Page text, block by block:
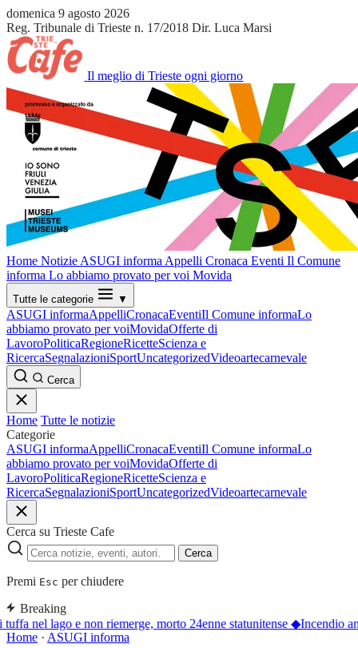
domenica 9 agosto 2026
Reg. Tribunale di Trieste n. 17/2018 Dir. Luca Marsi
Il meglio di Trieste ogni giorno
Home Notizie ASUGI informa Appelli Cronaca Eventi Il Comune
informa Lo abbiamo provato per voi Movida
Tutte le categorie ▼
ASUGI informaAppelliCronacaEventiIl Comune informaLo
abbiamo provato per voiMovidaOfferte di
LavoroPoliticaRegioneRicetteScienza e
RicercaSegnalazioniSportUncategorizedVideoartecarnevale
Cerca
Home Tutte le notizie
Categorie
ASUGI informaAppelliCronacaEventiIl Comune informaLo
abbiamo provato per voiMovidaOfferte di
LavoroPoliticaRegioneRicetteScienza e
RicercaSegnalazioniSportUncategorizedVideoartecarnevale
Cerca su Trieste Cafe
Cerca
Premi Esc per chiudere
Breaking
tuffa nel lago e non riemerge, morto 24enne statunitense ◆Incendio
Home · ASUGI informa